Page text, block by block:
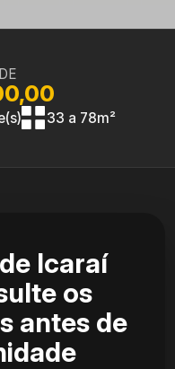
33 a 78m²
Icaraí
os
antes de